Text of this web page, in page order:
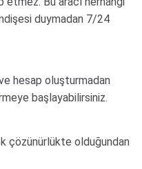
duymadan 7/24
hesap oluşturmadan
başlayabilirsiniz.
çözünürlükte olduğundan